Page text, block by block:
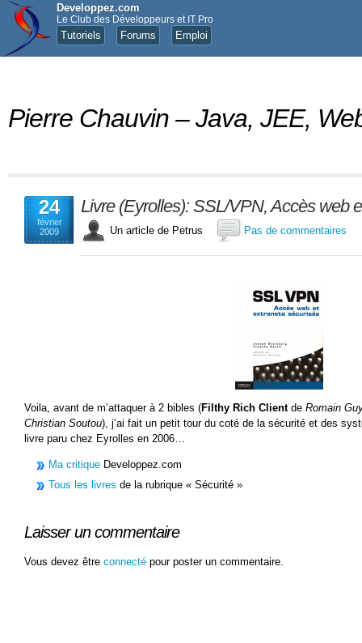
Developpez.com
Le Club des Développeurs et IT Pro
Tutoriels Forums Emploi
Pierre Chauvin – Java, JEE,
24
février
2009
Livre (Eyrolles): SSL/VPN, Accès web
Un article de Petrus Pas de commentaires
Voila, avant de m’attaquer à 2 bibles (Filthy Rich Clientde Romain
Christian Soutou), j’ai fait un petit tour du coté de la sécurité et des
livre paru chez Eyrolles en 2006…
Ma critique Developpez.com
Tous les livres de la rubrique « Sécurité »
Laisser un commentaire
Vous devez être connecté pour poster un commentaire.